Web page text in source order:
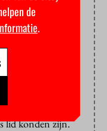
dus ik
Basten van
somber in.
vijfenzeventig
worden als
we niet
Nu
van
lid. Basten zou
lid konden zijn.
de
.